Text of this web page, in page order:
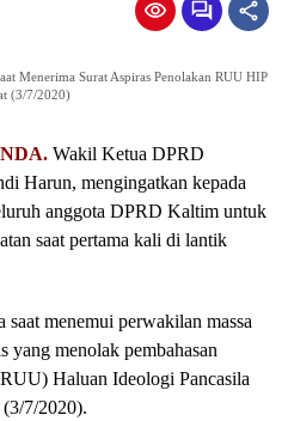
Menerima Surat Aspiras Penolakan RUU HIP
(3/7/2020)
Wakil Ketua DPRD
Harun, mengingatkan kepada
anggota DPRD Kaltim untuk
saat pertama kali di lantik
saat menemui perwakilan massa
menolak pembahasan
Haluan Ideologi Pancasila
7/2020).